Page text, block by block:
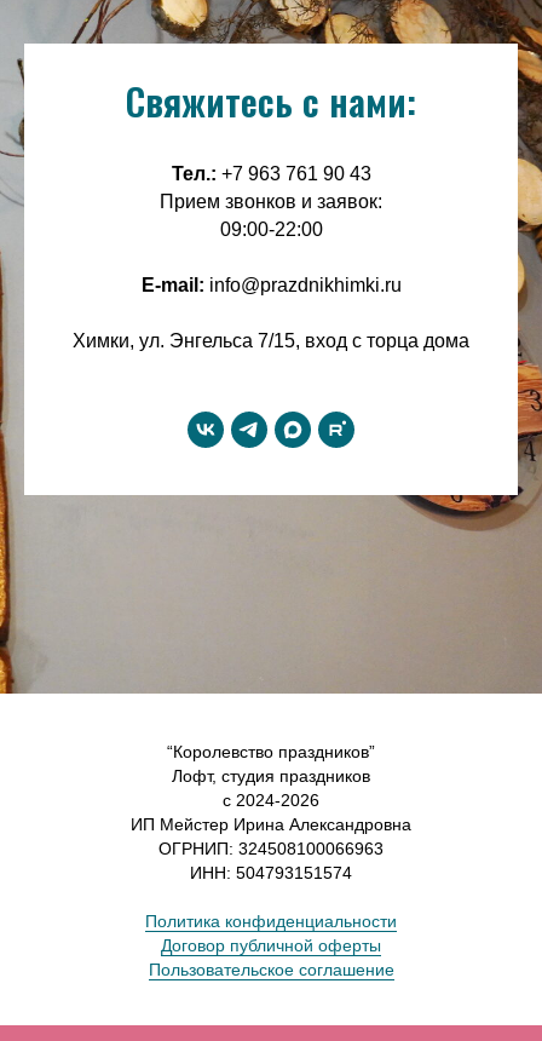
Свяжитесь с нами:
Тел.: +7 963 761 90 43
Прием звонков и заявок:
09:00-22:00
E-mail: info@prazdnikhimki.ru
Химки, ул. Энгельса 7/15, вход с торца дома
“Королевство праздников”
Лофт, студия праздников
с 2024-2026
ИП Мейстер Ирина Александровна
ОГРНИП: 324508100066963
ИНН: 504793151574
Политика конфиденциальности
Договор публичной оферты
Пользовательское соглашение